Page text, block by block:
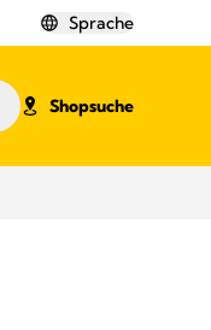
Sprache
Shopsuche